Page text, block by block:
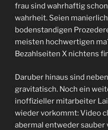
frau sind wahrhaftig
wahrheit. Seien
bodenstandigen
meisten hochwertigen
Bezahlseiten X nichtens
Daruber hinaus sind
gravitatisch. Noch ein
inoffizieller mitarbeiter
wieder vorkommt: Video
abermal entweder sauber